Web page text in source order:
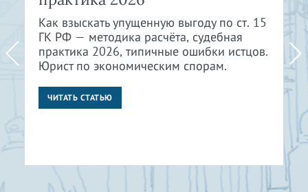
Как взыскать упущенную выгоду по ст. 15
ГК РФ — методика расчёта, судебная
практика 2026, типичные ошибки истцов.
Юрист по экономическим спорам.
ЧИТАТЬ СТАТЬЮ